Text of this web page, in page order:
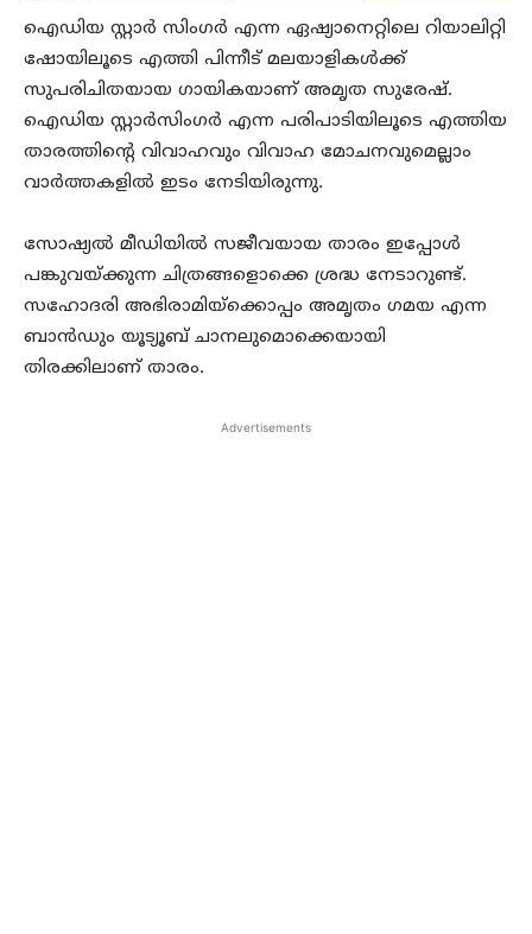
ഐഡിയ സ്റ്റാർ സിംഗർ എന്ന ഏഷ്യാനെറ്റിലെ റിയാലിറ്റി
ഷോയിലൂടെ എത്തി പിന്നീട് മലയാളികൾക്ക്
സുപരിചിതയായ ഗായികയാണ് അമൃത സുരേഷ്.
ഐഡിയ സ്റ്റാർസിംഗർ എന്ന പരിപാടിയിലൂടെ എത്തിയ
താരത്തിന്റെ വിവാഹവും വിവാഹ മോചനവുമെല്ലാം
വാർത്തകളിൽ ഇടം നേടിയിരുന്നു.
സോഷ്യൽ മീഡിയിൽ സജീവയായ താരം ഇപ്പോൾ
പങ്കുവയ്ക്കുന്ന ചിത്രങ്ങളൊക്കെ ശ്രദ്ധ നേടാറുണ്ട്.
സഹോദരി അഭിരാമിയ്ക്കൊപ്പം അമൃതം ഗമയ എന്ന
ബാൻഡും യൂട്യൂബ് ചാനലുമൊക്കെയായി
തിരക്കിലാണ് താരം.
Advertisements